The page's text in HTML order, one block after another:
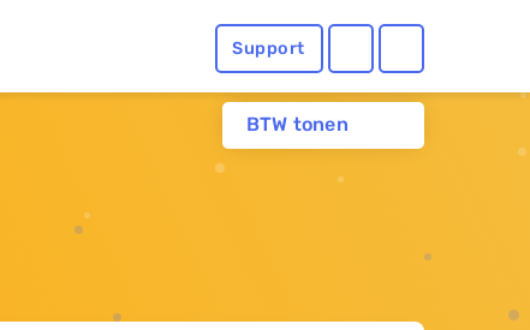
Support
BTW tonen